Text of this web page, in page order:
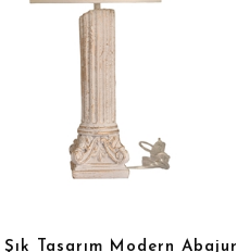
Tasarım Modern Abajur